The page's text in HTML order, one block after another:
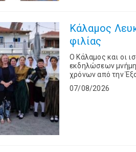
Κάλαμος
φιλίας
Ο Κάλαμος και οι
εκδηλώσεων
χρόνων από την
07/08/2026